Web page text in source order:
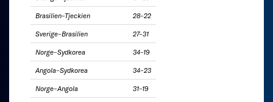
Brasilien–Tjeckien 28–22
Sverige–Brasilien 27–31
Norge–Sydkorea 34–19
Angola–Sydkorea 34–23
Norge–Angola 31–19